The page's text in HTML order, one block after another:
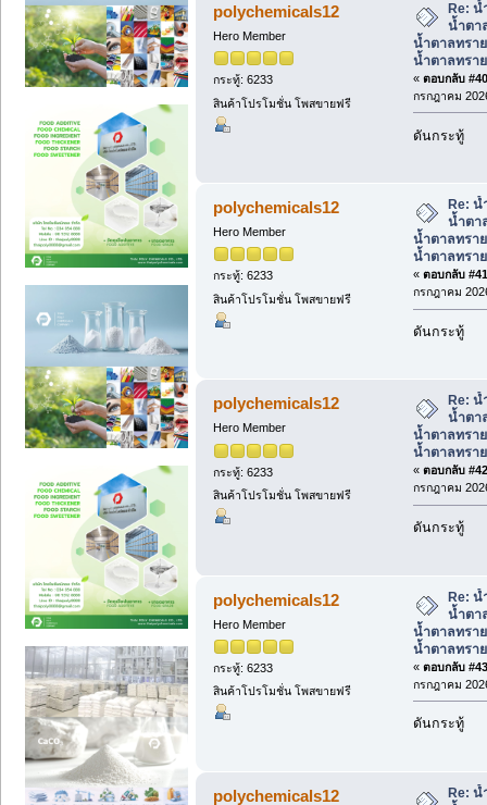
polychemicals12
Hero Member
กระทู้: 6233
สินค้าโปรโมชั่น โพสขายฟรี
Re: น้
น้ำตา
น้ำตาลทรา
น้ำตาลทรา
« ตอบกลับ
กรกฎาคม
ดันกระทู้
polychemicals12
Hero Member
กระทู้: 6233
สินค้าโปรโมชั่น โพสขายฟรี
Re: น้
น้ำตา
น้ำตาลทรา
น้ำตาลทรา
« ตอบกลับ
กรกฎาคม
ดันกระทู้
polychemicals12
Hero Member
กระทู้: 6233
สินค้าโปรโมชั่น โพสขายฟรี
Re: น้
น้ำตา
น้ำตาลทรา
น้ำตาลทรา
« ตอบกลับ
กรกฎาคม
ดันกระทู้
polychemicals12
Hero Member
กระทู้: 6233
สินค้าโปรโมชั่น โพสขายฟรี
Re: น้
น้ำตา
น้ำตาลทรา
น้ำตาลทรา
« ตอบกลับ
กรกฎาคม
ดันกระทู้
polychemicals12
Re: น้